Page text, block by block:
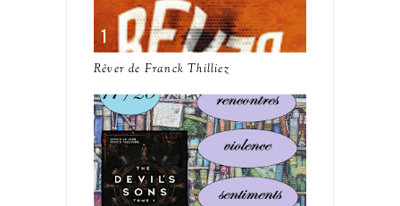
Rêver de Franck Thilliez